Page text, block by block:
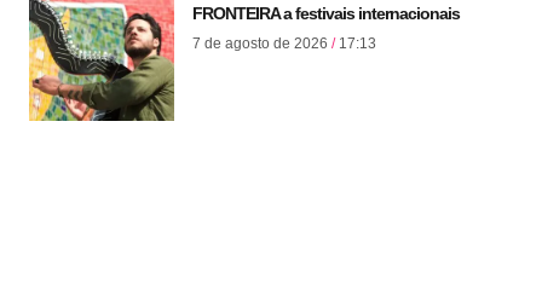
FRONTEIRA a festivais internacionais
7 de agosto de 2026 17:13